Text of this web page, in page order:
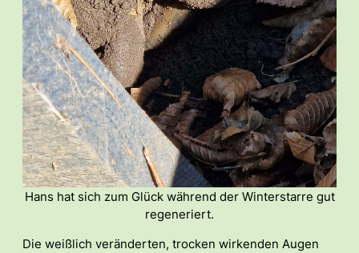
Hans hat sich zum Glück während der Winterstarre gut
regeneriert.
Die weißlich veränderten, trocken wirkenden Augen